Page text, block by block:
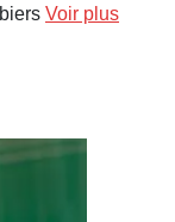
Voir plus